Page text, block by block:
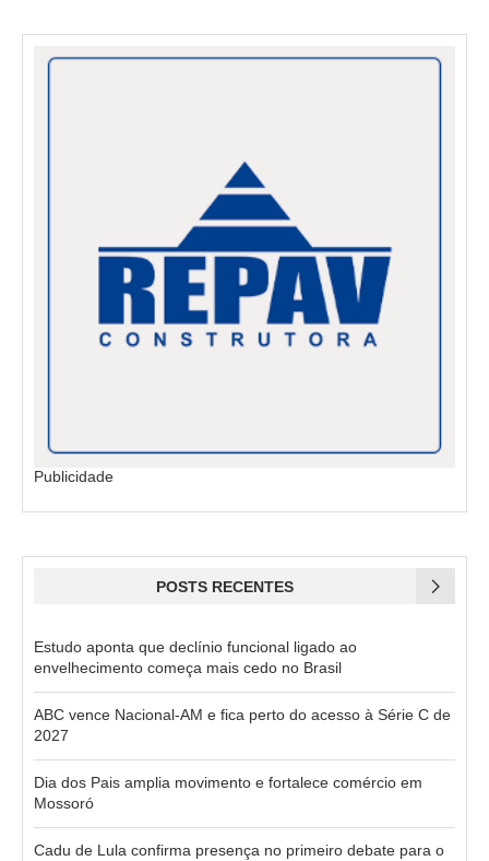
Publicidade
POSTS RECENTES
Estudo aponta que declínio funcional ligado ao
envelhecimento começa mais cedo no Brasil
ABC vence Nacional-AM e fica perto do acesso à Série C de
2027
Dia dos Pais amplia movimento e fortalece comércio em
Mossoró
Cadu de Lula confirma presença no primeiro debate para o